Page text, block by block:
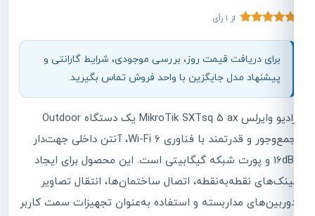
از 1 رأی
قیمت، موجودی و ثبت سفارش
برای دریافت قیمت روز، بررسی موجودی، شرایط گارانتی و
پیشنهاد مدل جایگزین با واحد فروش تماس بگیرید.
رادیو وایرلس MikroTik SXTsq 5 ax یک دستگاه Outdoor
جمع‌وجور و قدرتمند با فناوری Wi-Fi 6، آنتن داخلی جهت‌دار
16dBi و پورت شبکه گیگابیتی است. این محصول برای ایجاد
لینک‌های نقطه‌به‌نقطه، اتصال ساختمان‌ها، انتقال تصاویر
دوربین‌های مداربسته و استفاده به‌عنوان تجهیزات سمت کاربر